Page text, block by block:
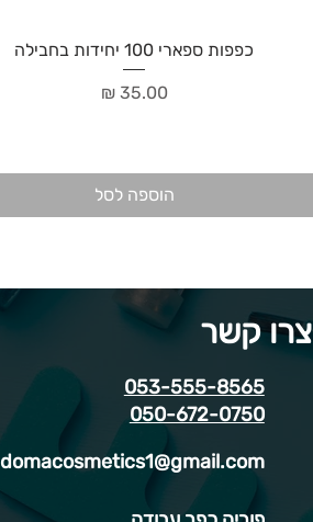
כפפות ספארי 100 יחידות בחבילה
מחיר‏35.00 ‏₪
הוספה לסל
צרו קשר
053-555-8565
050-672-0750
domacosmetics1@gmail.com